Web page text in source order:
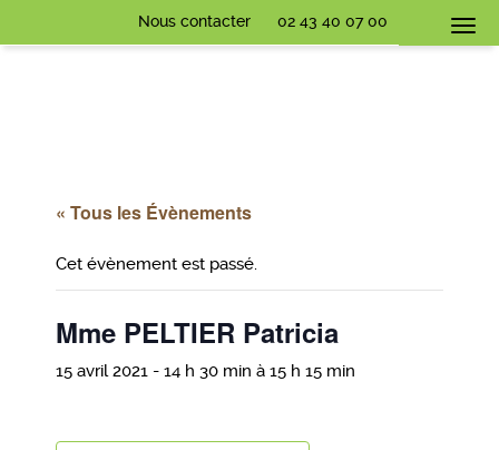
Nous contacter 02 43 40 07 00
« Tous les Évènements
Cet évènement est passé.
Mme PELTIER Patricia
15 avril 2021 - 14 h 30 min à 15 h 15 min